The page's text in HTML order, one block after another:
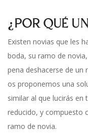
¿POR QUÉ
Existen novias que les
boda, su ramo de
pena deshacerse de un
os proponemos una
similar al que lucirás
reducido, y compuesto
ramo de novia.